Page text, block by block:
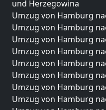
und Herzegowina
Umzug von Hamburg
Umzug von Hamburg
Umzug von Hamburg
Umzug von Hamburg
Umzug von Hamburg
Umzug von Hamburg
Umzug von Hamburg
Umzug von Hamburg